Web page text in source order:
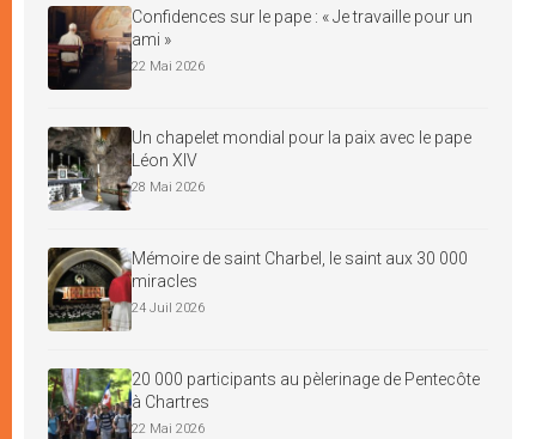
Confidences sur le pape : « Je travaille pour un
ami »
22 Mai 2026
Un chapelet mondial pour la paix avec le pape
Léon XIV
28 Mai 2026
Mémoire de saint Charbel, le saint aux 30 000
miracles
24 Juil 2026
20 000 participants au pèlerinage de Pentecôte
à Chartres
22 Mai 2026